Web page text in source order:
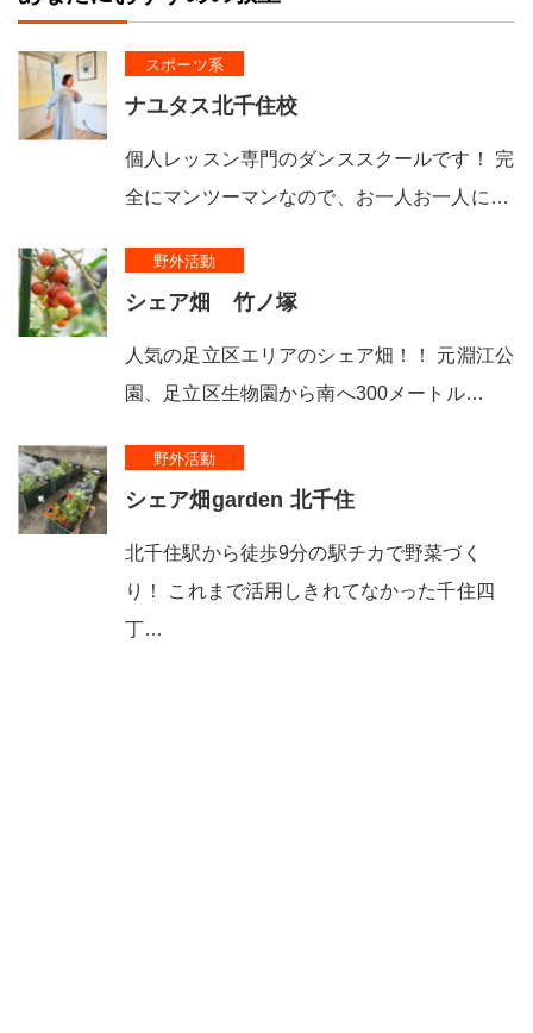
スポーツ系
ナユタス北千住校
個人レッスン専門のダンススクールです！ 完
全にマンツーマンなので、お一人お一人に…
野外活動
シェア畑 竹ノ塚
人気の足立区エリアのシェア畑！！ 元淵江公
園、足立区生物園から南へ300メートル…
野外活動
シェア畑garden 北千住
北千住駅から徒歩9分の駅チカで野菜づく
り！ これまで活用しきれてなかった千住四
丁…